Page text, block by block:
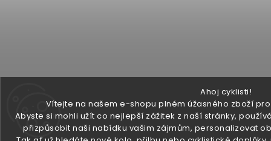
Ahoj cyklisti!
Vítejte na našem e-shopu plném úžasného zboží
Abyste si mohli užít co nejlepší zážitek z naší stránky,
přizpůsobit naši nabídku vašim zájmům, personalizovat